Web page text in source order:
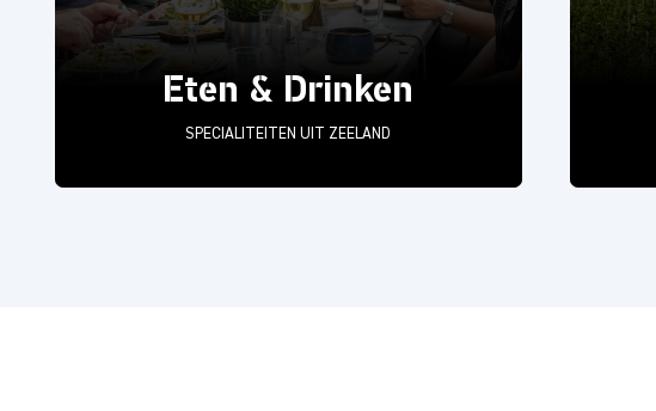
Eten & Drinken
SPECIALITEITEN UIT ZEELAND